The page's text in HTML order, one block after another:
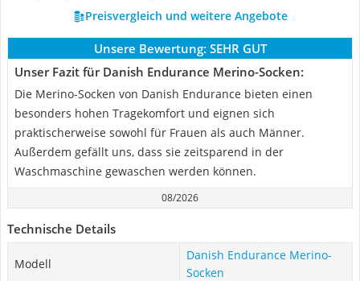
Preisvergleich und weitere Angebote
Unsere Bewertung: SEHR GUT
Unser Fazit für Danish Endurance Merino-Socken:
Die Merino-Socken von Danish Endurance bieten einen
besonders hohen Tragekomfort und eignen sich
praktischerweise sowohl für Frauen als auch Männer.
Außerdem gefällt uns, dass sie zeitsparend in der
Waschmaschine gewaschen werden können.
08/2026
Technische Details
Modell
Danish Endurance Merino-
Socken